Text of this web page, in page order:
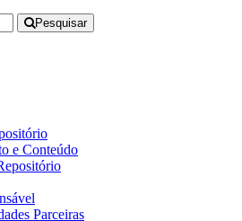
Pesquisar
e Conteúdo
Parceiras